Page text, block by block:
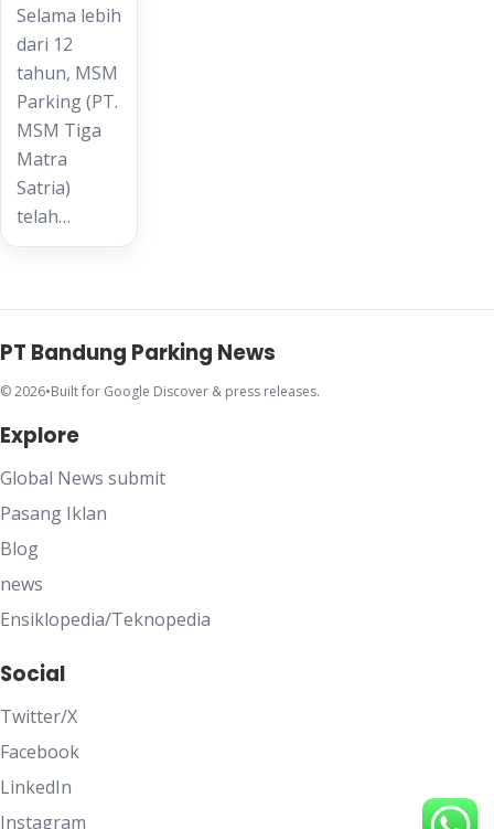
Selama lebih
dari 12
tahun, MSM
Parking (PT.
MSM Tiga
Matra
Satria)
telah…
PT Bandung Parking News
© 2026•Built for Google Discover & press releases.
Explore
Global News submit
Pasang Iklan
Blog
news
Ensiklopedia/Teknopedia
Social
Twitter/X
Facebook
LinkedIn
Instagram